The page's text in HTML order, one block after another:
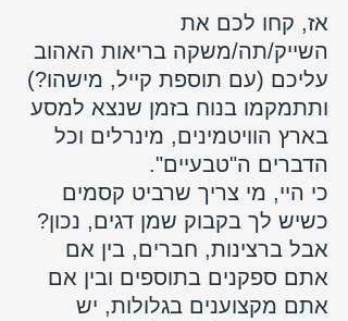
אז, קחו לכם את
השייק/תה/משקה בריאות האהוב
עליכם (עם תוספת קייל, מישהו?)
ותתמקמו בנוח בזמן שנצא למסע
בארץ הוויטמינים, מינרלים וכל
הדברים ה"טבעיים".
כי היי, מי צריך שרביט קסמים
כשיש לך בקבוק שמן דגים, נכון?
אבל ברצינות, חברים, בין אם
אתם ספקנים בתוספים ובין אם
אתם מקצוענים בגלולות, יש